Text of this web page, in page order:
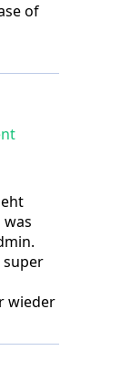
of
was
super
wieder